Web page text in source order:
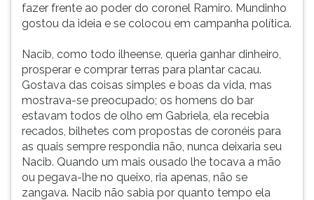
fazer frente ao poder do coronel Ramiro. Mundinho
gostou da ideia e se colocou em campanha política.
Nacib, como todo ilheense, queria ganhar dinheiro,
prosperar e comprar terras para plantar cacau.
Gostava das coisas simples e boas da vida, mas
mostrava-se preocupado; os homens do bar
estavam todos de olho em Gabriela, ela recebia
recados, bilhetes com propostas de coronéis para
as quais sempre respondia não, nunca deixaria seu
Nacib. Quando um mais ousado lhe tocava a mão
ou pegava-lhe no queixo, ria apenas, não se
zangava. Nacib não sabia por quanto tempo ela